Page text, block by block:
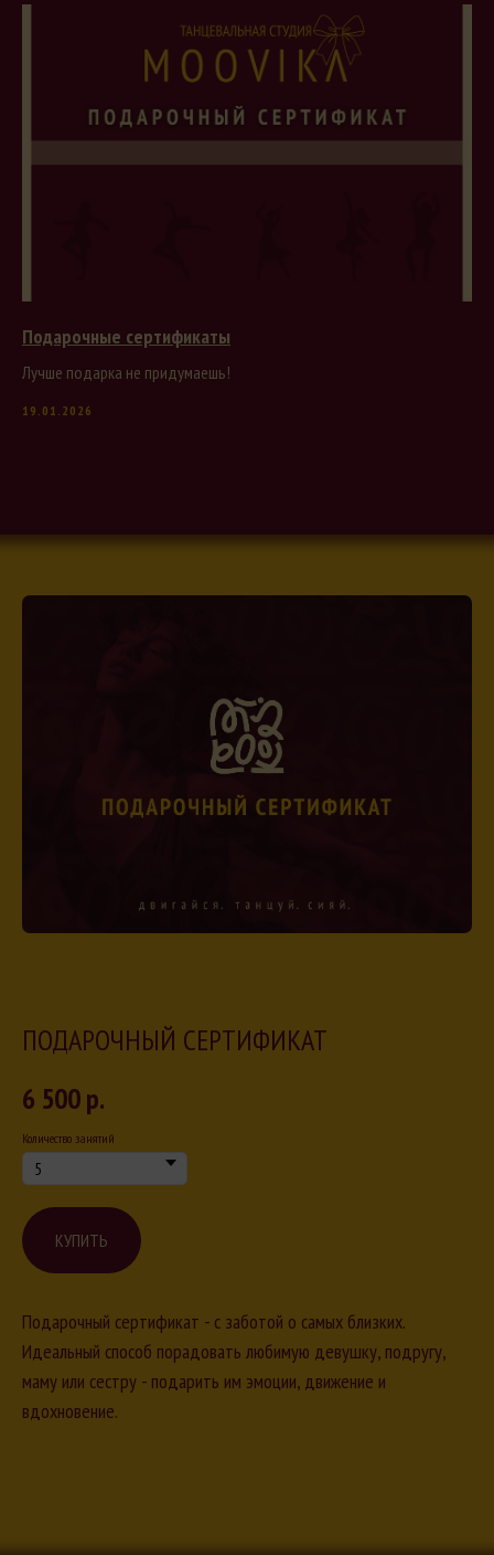
Подарочные сертификаты
Лучше подарка не придумаешь!
19.01.2026
ПОДАРОЧНЫЙ СЕРТИФИКАТ
6 500р.
Количество занятий
КУПИТЬ
Подарочный сертификат - c заботой о самых близких.
Идеальный способ порадовать любимую девушку, подругу,
маму или сестру - подарить им эмоции, движение и
вдохновение.
Ежедневно с 10:00 до 22:00